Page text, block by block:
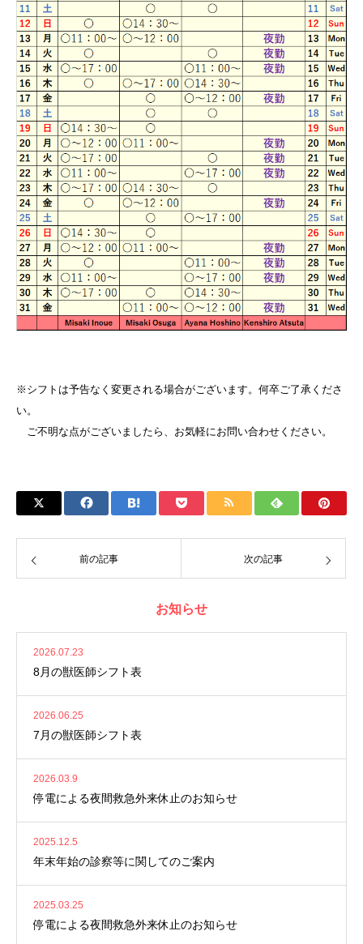
※シフトは予告なく変更される場合がございます。何卒ご了承くださ
い。
ご不明な点がございましたら、お気軽にお問い合わせください。
前の記事 次の記事
お知らせ
2026.07.23
8月の獣医師シフト表
2026.06.25
7月の獣医師シフト表
2026.03.9
停電による夜間救急外来休止のお知らせ
2025.12.5
年末年始の診察等に関してのご案内
2025.03.25
停電による夜間救急外来休止のお知らせ